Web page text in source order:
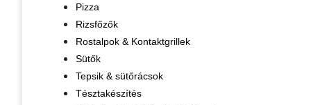
Pizza
Rizsfőzők
Rostalpok & Kontaktgrillek
Sütők
Tepsik & sütőrácsok
Tésztakészítés